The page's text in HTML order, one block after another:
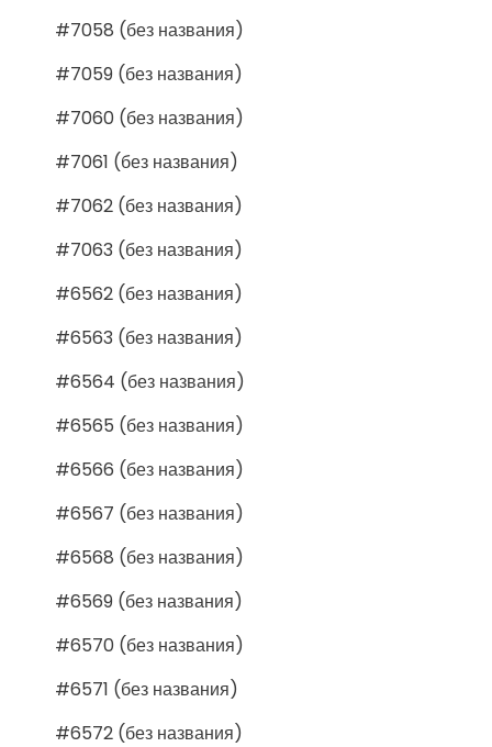
#7058 (без названия)
#7059 (без названия)
#7060 (без названия)
#7061 (без названия)
#7062 (без названия)
#7063 (без названия)
#6562 (без названия)
#6563 (без названия)
#6564 (без названия)
#6565 (без названия)
#6566 (без названия)
#6567 (без названия)
#6568 (без названия)
#6569 (без названия)
#6570 (без названия)
#6571 (без названия)
#6572 (без названия)